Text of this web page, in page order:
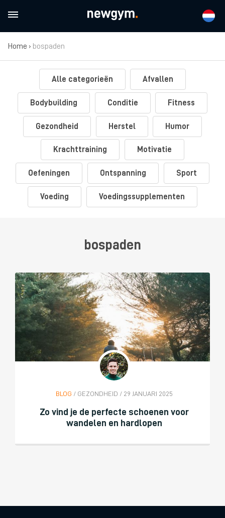
Home › bospaden
Alle categorieën Afvallen
Bodybuilding Conditie Fitness
Gezondheid Herstel Humor
Krachttraining Motivatie
Oefeningen Ontspanning Sport
Voeding Voedingssupplementen
bospaden
BLOG / GEZONDHEID / 29 JANUARI 2025
Zo vind je de perfecte schoenen voor
wandelen en hardlopen